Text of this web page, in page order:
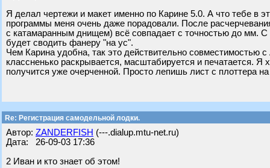
Я делал чертежи и макет именно по Карине 5.0. А что тебе в
программы меня очень даже порадовали. После
с катамаранным днищем) всё совпадает с точностью до мм.
будет сводить фанеру "на ус".
Чем Карина удобна, так это действительно совместимостью
классненько раскрывается, масштабируется и печатается.
получится уже очерченной. Просто лепишь лист с плоттера
Re: Регистрация самодельной лодки.
Автор: ZANDERFISH (---.dialup.mtu-net.ru)
Дата: 26-09-03 17:36
2 Иван и кто знает об этом!